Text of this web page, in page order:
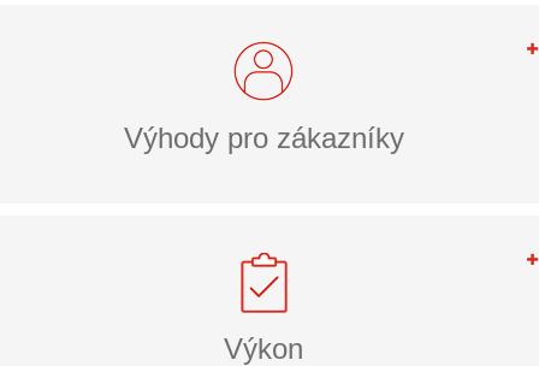
Výhody pro zákazníky
Výkon